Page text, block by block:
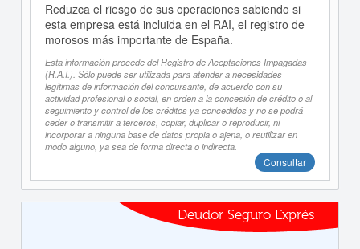
Reduzca el riesgo de sus operaciones sabiendo si
esta empresa está incluida en el RAI, el registro de
morosos más importante de España.
Esta información procede del Registro de Aceptaciones Impagadas
(R.A.I.). Sólo puede ser utilizada para atender a necesidades
legítimas de información del concursante, de acuerdo con su
actividad profesional o social, en orden a la concesión de crédito o al
seguimiento y control de los créditos ya concedidos y no se podrá
ceder o transmitir a terceros, copiar, duplicar o reproducir, ni
incorporar a ninguna base de datos propia o ajena, o reutilizar en
modo alguno, ya sea de forma directa o indirecta.
Consultar
Deudor Seguro Exprés